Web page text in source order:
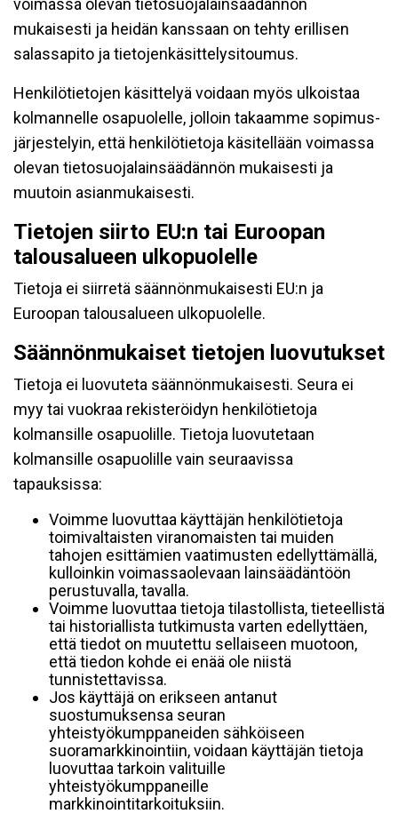
voimassa olevan tietosuojalainsäädännön
mukaisesti ja heidän kanssaan on tehty erillisen
salassapito ja tietojenkäsittelysitoumus.
Henkilötietojen käsittelyä voidaan myös ulkoistaa
kolmannelle osapuolelle, jolloin takaamme sopimus-
järjestelyin, että henkilötietoja käsitellään voimassa
olevan tietosuojalainsäädännön mukaisesti ja
muutoin asianmukaisesti.
Tietojen siirto EU:n tai Euroopan
talousalueen ulkopuolelle
Tietoja ei siirretä säännönmukaisesti EU:n ja
Euroopan talousalueen ulkopuolelle.
Säännönmukaiset tietojen luovutukset
Tietoja ei luovuteta säännönmukaisesti. Seura ei
myy tai vuokraa rekisteröidyn henkilötietoja
kolmansille osapuolille. Tietoja luovutetaan
kolmansille osapuolille vain seuraavissa
tapauksissa:
Voimme luovuttaa käyttäjän henkilötietoja
toimivaltaisten viranomaisten tai muiden
tahojen esittämien vaatimusten edellyttämällä,
kulloinkin voimassaolevaan lainsäädäntöön
perustuvalla, tavalla.
Voimme luovuttaa tietoja tilastollista, tieteellistä
tai historiallista tutkimusta varten edellyttäen,
että tiedot on muutettu sellaiseen muotoon,
että tiedon kohde ei enää ole niistä
tunnistettavissa.
Jos käyttäjä on erikseen antanut
suostumuksensa seuran
yhteistyökumppaneiden sähköiseen
suoramarkkinointiin, voidaan käyttäjän tietoja
luovuttaa tarkoin valituille
yhteistyökumppaneille
markkinointitarkoituksiin.